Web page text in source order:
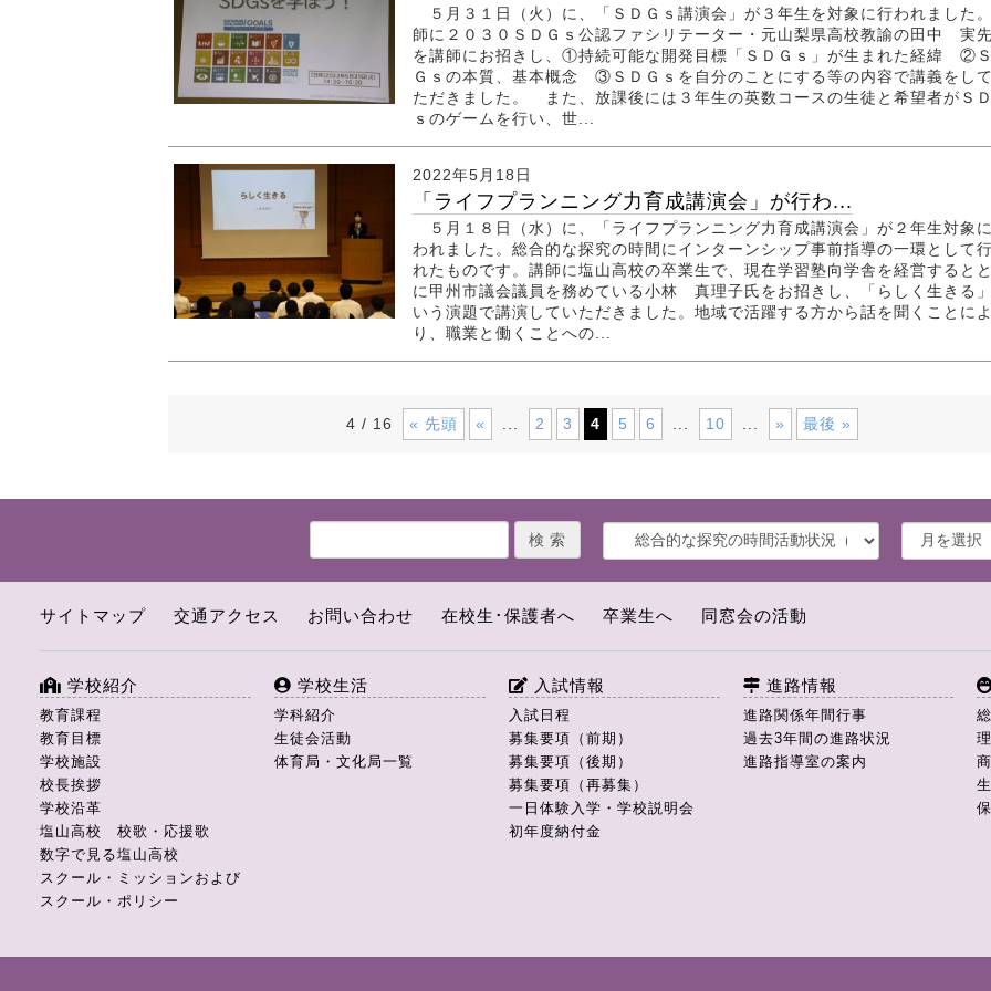
５月３１日（火）に、「ＳＤＧｓ講演会」が３年生を対象に行われました
師に２０３０ＳＤＧｓ公認ファシリテーター・元山梨県高校教諭の田中 実
を講師にお招きし、①持続可能な開発目標「ＳＤＧｓ」が生まれた経緯 ②Ｓ
Ｇｓの本質、基本概念 ③ＳＤＧｓを自分のことにする等の内容で講義をし
ただきました。 また、放課後には３年生の英数コースの生徒と希望者がＳ
ｓのゲームを行い、世...
2022年5月18日
「ライフプランニング力育成講演会」が行わ...
５月１８日（水）に、「ライフプランニング力育成講演会」が２年生対象
われました。総合的な探究の時間にインターンシップ事前指導の一環として
れたものです。講師に塩山高校の卒業生で、現在学習塾向学舎を経営すると
に甲州市議会議員を務めている小林 真理子氏をお招きし、「らしく生きる
いう演題で講演していただきました。地域で活躍する方から話を聞くことによ
り、職業と働くことへの...
4 / 16 « 先頭 « ... 2 3 4 5 6 ... 10 ... » 最後 »
サイトマップ 交通アクセス お問い合わせ 在校生･保護者へ 卒業生へ 同窓会の活動
学校紹介
教育課程
教育目標
学校施設
校長挨拶
学校沿革
塩山高校 校歌・応援歌
数字で見る塩山高校
スクール・ミッションおよび
スクール・ポリシー
学校生活
学科紹介
生徒会活動
体育局・文化局一覧
入試情報
入試日程
募集要項（前期）
募集要項（後期）
募集要項（再募集）
一日体験入学・学校説明会
初年度納付金
進路情報
進路関係年間行事
過去3年間の進路状況
進路指導室の案内